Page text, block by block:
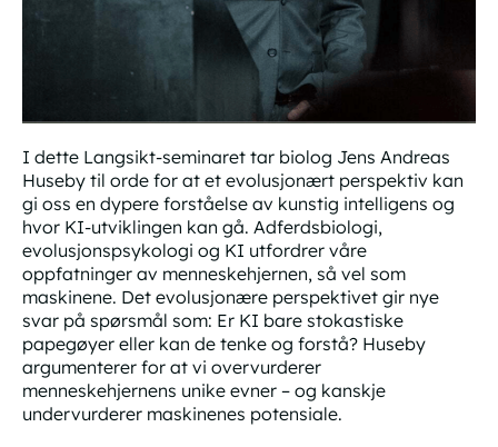
I dette Langsikt-seminaret tar biolog Jens Andreas
Huseby til orde for at et evolusjonært perspektiv kan
gi oss en dypere forståelse av kunstig intelligens og
hvor KI-utviklingen kan gå. Adferdsbiologi,
evolusjonspsykologi og KI utfordrer våre
oppfatninger av menneskehjernen, så vel som
maskinene. Det evolusjonære perspektivet gir nye
svar på spørsmål som: Er KI bare stokastiske
papegøyer eller kan de tenke og forstå? Huseby
argumenterer for at vi overvurderer
menneskehjernens unike evner – og kanskje
undervurderer maskinenes potensiale.